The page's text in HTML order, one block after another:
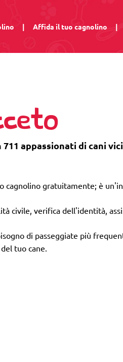
| Affida il tuo cagnolino |
appassionati di cani
cagnolino gratuitamente; è
civile, verifica dell'identità,
di passeggiate più
tuo cane.